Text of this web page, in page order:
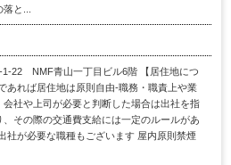
と...
1-22 NMF青山一丁目ビル6階 【居住地につ
あれば居住地は原則自由-職務・職責上や業
会社や上司が必要と判断した場合は出社を指
、その際の交通費支給には一定のルールがあ
社が必要な職種もございます 屋内原則禁煙